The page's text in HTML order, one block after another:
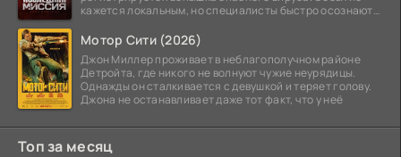
кажется локальным, но специалисты быстро осознают:
Мотор Сити (2026)
Джон Миллер проживает в неблагополучном районе
Детройта, где никого не волнуют чужие неурядицы.
Однажды он сталкивается с девушкой и теряет голову.
Джона не останавливает даже тот факт, что у неё
Топ за месяц